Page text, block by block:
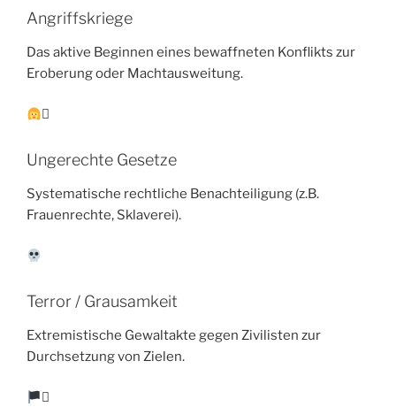
Angriffskriege
Das aktive Beginnen eines bewaffneten Konflikts zur
Eroberung oder Machtausweitung.
‍⚖
Ungerechte Gesetze
Systematische rechtliche Benachteiligung (z.B.
Frauenrechte, Sklaverei).
Terror / Grausamkeit
Extremistische Gewaltakte gegen Zivilisten zur
Durchsetzung von Zielen.
‍☠